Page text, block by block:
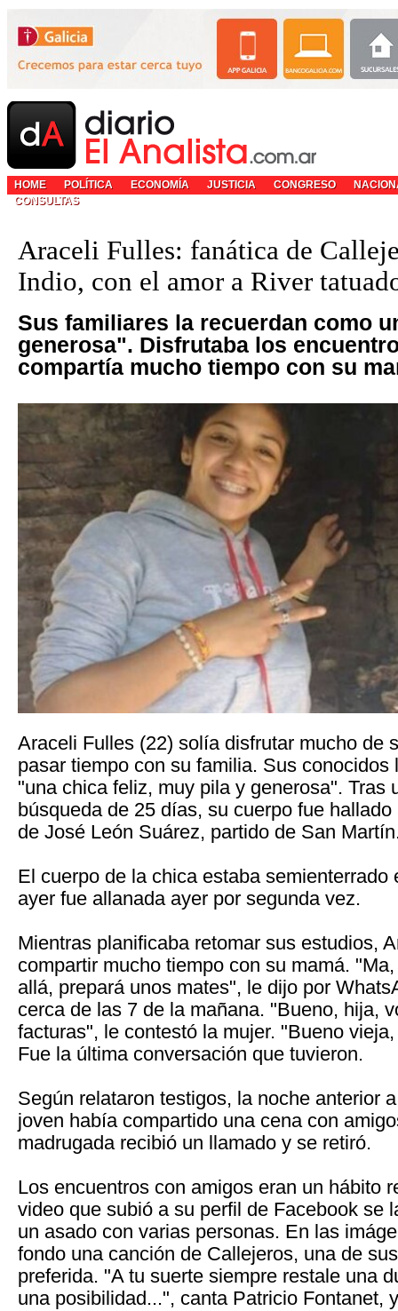
HOME POLÍTICA ECONOMÍA JUSTICIA CONGRESO
CONSULTAS
Araceli Fulles: fanática de
Indio, con el amor a River
Sus familiares la recuerdan como
generosa". Disfrutaba los
compartía mucho tiempo con su
Araceli Fulles (22) solía disfrutar mucho de
pasar tiempo con su familia. Sus conocidos
"una chica feliz, muy pila y generosa". Tras
búsqueda de 25 días, su cuerpo fue
de José León Suárez, partido de San
El cuerpo de la chica estaba semienterrado
ayer fue allanada ayer por segunda vez.
Mientras planificaba retomar sus estudios,
compartir mucho tiempo con su mamá.
allá, prepará unos mates", le dijo por
cerca de las 7 de la mañana. "Bueno, hija,
facturas", le contestó la mujer. "Bueno
Fue la última conversación que tuvieron.
Según relataron testigos, la noche anterior
joven había compartido una cena con
madrugada recibió un llamado y se retiró.
Los encuentros con amigos eran un hábito
video que subió a su perfil de Facebook se
un asado con varias personas. En las
fondo una canción de Callejeros, una de
preferida. "A tu suerte siempre restale una
una posibilidad...", canta Patricio Fontanet,